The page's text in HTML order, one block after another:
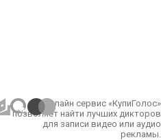
Онлайн сервис «КупиГолос»
позволяет найти лучших дикторов
для записи видео или аудио
рекламы.